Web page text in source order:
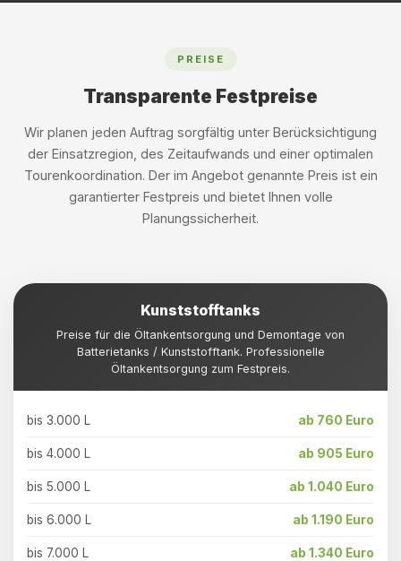
PREISE
Transparente Festpreise
Wir planen jeden Auftrag sorgfältig unter Berücksichtigung
der Einsatzregion, des Zeitaufwands und einer optimalen
Tourenkoordination. Der im Angebot genannte Preis ist ein
garantierter Festpreis und bietet Ihnen volle
Planungssicherheit.
Kunststofftanks
Preise für die Öltankentsorgung und Demontage von
Batterietanks / Kunststofftank. Professionelle
Öltankentsorgung zum Festpreis.
bis 3.000 L ab 760 Euro
bis 4.000 L ab 905 Euro
bis 5.000 L ab 1.040 Euro
bis 6.000 L ab 1.190 Euro
bis 7.000 L ab 1.340 Euro